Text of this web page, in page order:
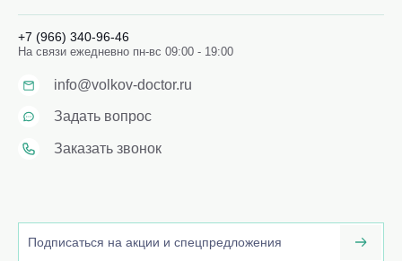
+7 (966) 340-96-46
На связи ежедневно пн-вс 09:00 - 19:00
info@volkov-doctor.ru
Задать вопрос
Заказать звонок